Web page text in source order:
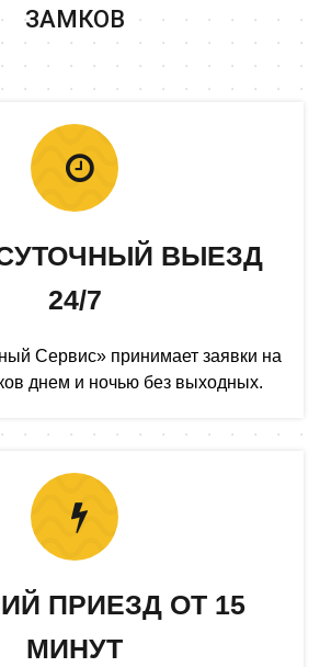
ЗАМКОВ
ВЫЕЗД
24/7
Сервис» принимает заявки на
днем и ночью без выходных.
ПРИЕЗД ОТ 15
МИНУТ